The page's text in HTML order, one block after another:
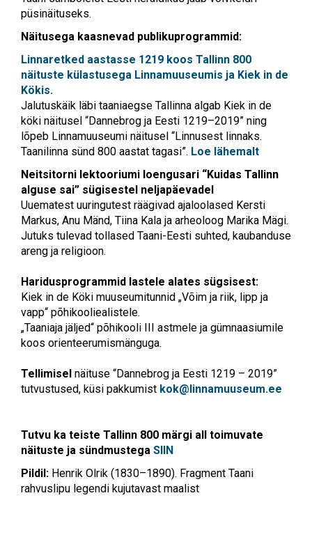
püsinäituseks.
Näitusega kaasnevad publikuprogrammid:
Linnaretked aastasse 1219 koos Tallinn 800
näituste külastusega Linnamuuseumis ja Kiek in de
Kökis.
Jalutuskäik läbi taaniaegse Tallinna algab Kiek in de
köki näitusel “Dannebrog ja Eesti 1219–2019” ning
lõpeb Linnamuuseumi näitusel “Linnusest linnaks.
Taanilinna sünd 800 aastat tagasi”. Loe lähemalt
Neitsitorni lektooriumi loengusari “Kuidas Tallinn
alguse sai” sügisestel neljapäevadel
Uuematest uuringutest räägivad ajaloolased Kersti
Markus, Anu Mänd, Tiina Kala ja arheoloog Marika Mägi.
Jutuks tulevad tollased Taani-Eesti suhted, kaubanduse
areng ja religioon.
Haridusprogrammid lastele alates sügsisest:
Kiek in de Köki muuseumitunnid „Võim ja riik, lipp ja
vapp“ põhikooliealistele.
„Taaniaja jäljed“ põhikooli III astmele ja gümnaasiumile
koos orienteerumismänguga.
Tellimisel näituse “Dannebrog ja Eesti 1219 – 2019”
tutvustused, küsi pakkumist kok@linnamuuseum.ee
Tutvu ka teiste Tallinn 800 märgi all toimuvate
näituste ja sündmustega SIIN
Pildil: Henrik Olrik (1830–1890). Fragment Taani
rahvuslipu legendi kujutavast maalist